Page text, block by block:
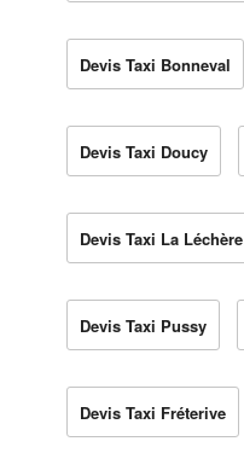
Devis Taxi Bonneval
Devis Taxi Doucy
Devis Taxi La Léchère
Devis Taxi Pussy
Devis Taxi Fréterive